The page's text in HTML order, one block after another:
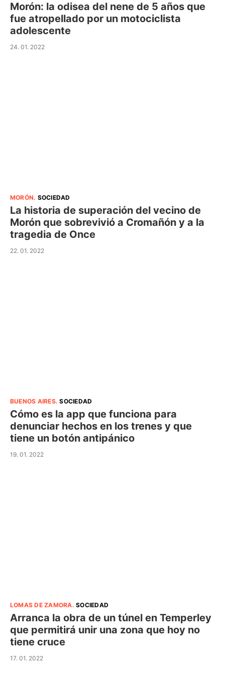
Morón: la odisea del nene de 5 años que
fue atropellado por un motociclista
adolescente
24. 01. 2022
MORÓN. SOCIEDAD
La historia de superación del vecino de
Morón que sobrevivió a Cromañón y a la
tragedia de Once
22. 01. 2022
BUENOS AIRES.SOCIEDAD
Cómo es la app que funciona para
denunciar hechos en los trenes y que
tiene un botón antipánico
19. 01. 2022
LOMAS DE ZAMORA.SOCIEDAD
Arranca la obra de un túnel en Temperley
que permitirá unir una zona que hoy no
tiene cruce
17. 01. 2022